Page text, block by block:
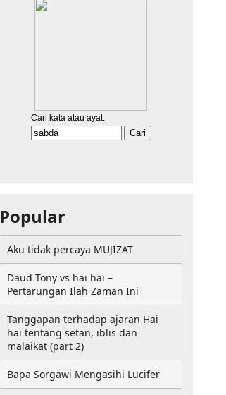
Popular
Aku tidak percaya MUJIZAT
Daud Tony vs hai hai –
Pertarungan Ilah Zaman Ini
Tanggapan terhadap ajaran Hai
hai tentang setan, iblis dan
malaikat (part 2)
Bapa Sorgawi Mengasihi Lucifer